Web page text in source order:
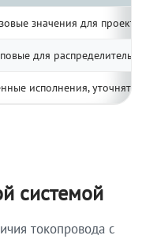
значения для
для распределительных
исполнения, уточнять по
системой
токопровода с